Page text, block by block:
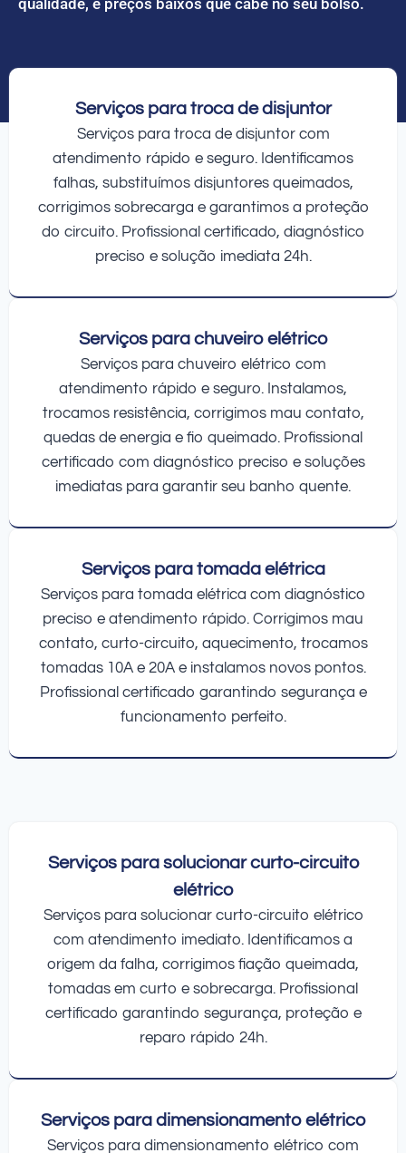
Serviços para troca de disjuntor
Serviços para troca de disjuntor com
atendimento rápido e seguro. Identificamos
falhas, substituímos disjuntores queimados,
corrigimos sobrecarga e garantimos a proteção
do circuito. Profissional certificado, diagnóstico
preciso e solução imediata 24h.
Serviços para chuveiro elétrico
Serviços para chuveiro elétrico com
atendimento rápido e seguro. Instalamos,
trocamos resistência, corrigimos mau contato,
quedas de energia e fio queimado. Profissional
certificado com diagnóstico preciso e soluções
imediatas para garantir seu banho quente.
Serviços para tomada elétrica
Serviços para tomada elétrica com diagnóstico
preciso e atendimento rápido. Corrigimos mau
contato, curto-circuito, aquecimento, trocamos
tomadas 10A e 20A e instalamos novos pontos.
Profissional certificado garantindo segurança e
funcionamento perfeito.
Serviços para solucionar curto-circuito
elétrico
Serviços para solucionar curto-circuito elétrico
com atendimento imediato. Identificamos a
origem da falha, corrigimos fiação queimada,
tomadas em curto e sobrecarga. Profissional
certificado garantindo segurança, proteção e
reparo rápido 24h.
Serviços para dimensionamento elétrico
Serviços para dimensionamento elétrico com